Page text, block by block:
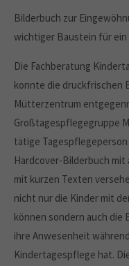
Bilderbuch zur
wichtiger Baustein für ein
Die Fachberatung
konnte die druckfrischen
Mütterzentrum
Großtagespflegegruppe
tätige Tagespflegeperson
Hardcover-Bilderbuch
mit kurzen Texten
nicht nur die Kinder mit
können sondern auch
ihre Anwesenheit
Kindertagespflege hat.